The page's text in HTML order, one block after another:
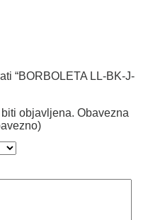
“BORBOLETA LL-BK-J-
objavljena. Obavezna